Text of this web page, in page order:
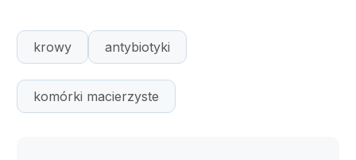
krowy antybiotyki
komórki macierzyste